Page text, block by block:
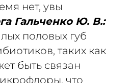
нет, увы
Гальченко Ю. В.:
половых губ
таких как
быть связан
что